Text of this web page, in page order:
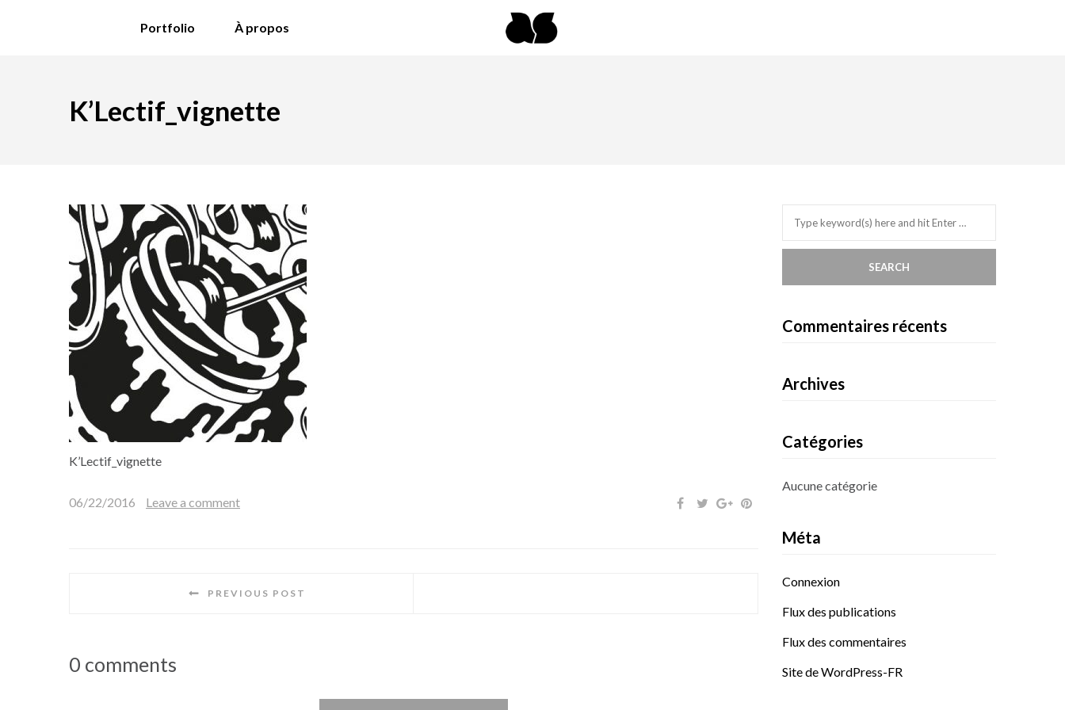
Portfolio À propos
K’Lectif_vignette
K’Lectif_vignette
06/22/2016 Leave a comment
PREVIOUS POST
0 comments
Commentaires récents
Archives
Catégories
Aucune catégorie
Méta
Connexion
Flux des publications
Flux des commentaires
Site de WordPress-FR